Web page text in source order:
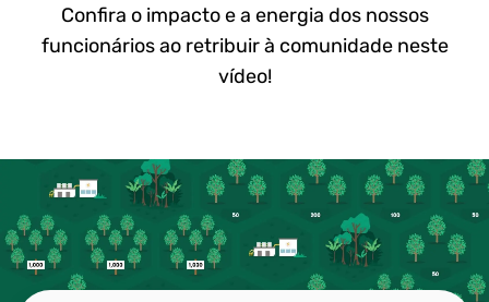
Confira o impacto e a energia dos nossos
funcionários ao retribuir à comunidade neste
vídeo!